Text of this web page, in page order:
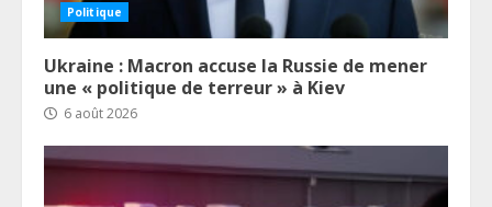
Politique
Ukraine : Macron accuse la Russie de mener
une « politique de terreur » à Kiev
6 août 2026